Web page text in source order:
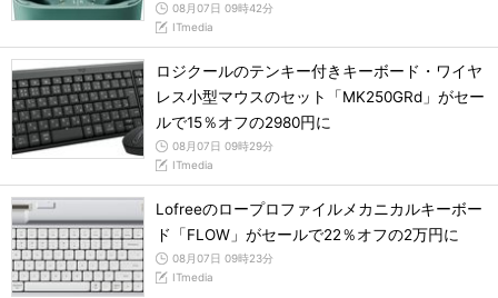
08月07日 09時42分
ITmedia
ロジクールのテンキー付きキーボード・ワイヤ
レス小型マウスのセット「MK250GRd」がセー
ルで15％オフの2980円に
08月07日 09時29分
ITmedia
Lofreeのロープロファイルメカニカルキーボー
ド「FLOW」がセールで22％オフの2万円に
08月07日 09時23分
ITmedia